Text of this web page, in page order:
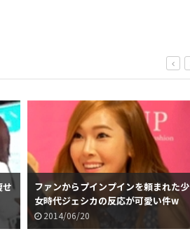
ファンからプインプインを頼まれた少
女時代ジェシカの反応が可愛い件w
2014/06/20